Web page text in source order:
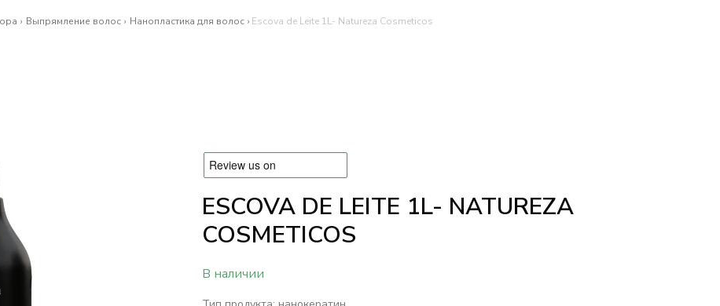
› Выпрямление волос › Нанопластика для волос › Escova de Leite 1L- Natureza Cosmeticos
ESCOVA DE LEITE 1L- NATUREZA
COSMETICOS
В наличии